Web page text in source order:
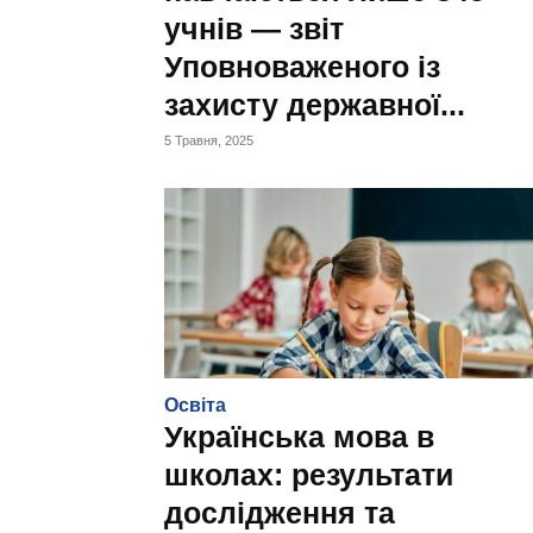
учнів — звіт
Уповноваженого із
захисту державної...
5 Травня, 2025
Освіта
Українська мова в
школах: результати
дослідження та